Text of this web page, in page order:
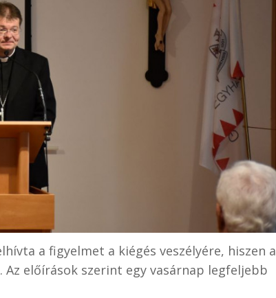
a figyelmet a kiégés veszélyére, hiszen a
előírások szerint egy vasárnap legfeljebb